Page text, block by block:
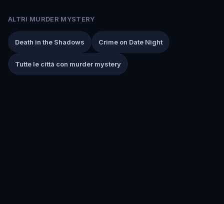
ALTRI MURDER MYSTERY
Death in the Shadows Crime on Date Night
Tutte le città con murder mystery